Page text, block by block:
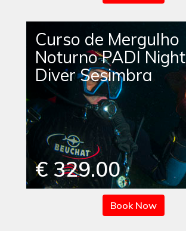
Curso de Mergulho
Noturno PADI Night
Diver Sesimbra
€ 329.00
Book Now